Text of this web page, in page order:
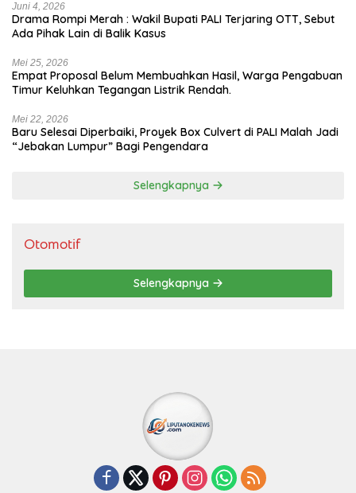
Juni 4, 2026
Drama Rompi Merah : Wakil Bupati PALI Terjaring OTT, Sebut
Ada Pihak Lain di Balik Kasus
Mei 25, 2026
Empat Proposal Belum Membuahkan Hasil, Warga Pengabuan
Timur Keluhkan Tegangan Listrik Rendah.
Mei 22, 2026
Baru Selesai Diperbaiki, Proyek Box Culvert di PALI Malah Jadi
“Jebakan Lumpur” Bagi Pengendara
Selengkapnya
Otomotif
Selengkapnya